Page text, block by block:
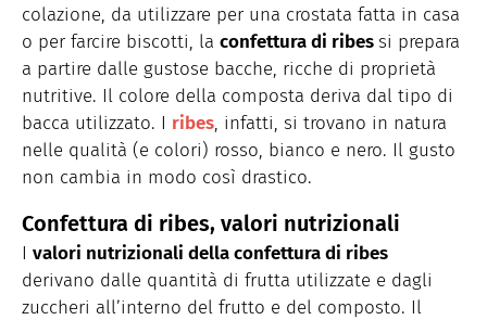
colazione, da utilizzare per una crostata fatta in casa
o per farcire biscotti, la confettura di ribessi prepara
a partire dalle gustose bacche, ricche di proprietà
nutritive. Il colore della composta deriva dal tipo di
bacca utilizzato. I ribes, infatti, si trovano in natura
nelle qualità (e colori) rosso, bianco e nero. Il gusto
non cambia in modo così drastico.
Confettura di ribes, valori nutrizionali
I valori nutrizionali della confettura di ribes
derivano dalle quantità di frutta utilizzate e dagli
zuccheri all’interno del frutto e del composto. Il